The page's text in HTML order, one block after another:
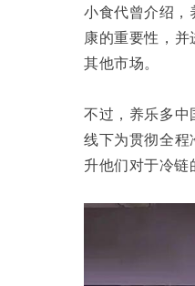
小食代曾介绍，
康的重要性，
其他市场。
不过，养乐多
线下为贯彻全
升他们对于冷链